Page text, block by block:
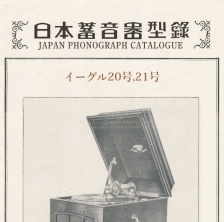
イーグル20号,21号